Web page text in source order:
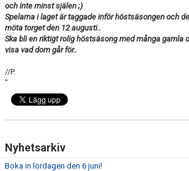
och inte minst själen ;)
Spelarna i laget är taggade inför höstsäsongen och
möta torget den 12 augusti..
Ska bli en riktigt rolig höstsäsong med många gamla
visa vad dom går för..
//P.
"
Nyhetsarkiv
Boka in lördagen den 6 juni!